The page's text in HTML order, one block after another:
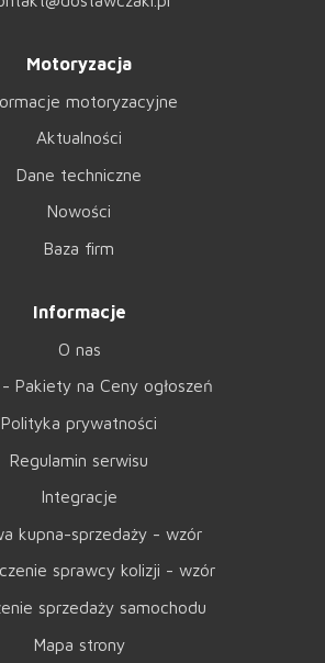
Motoryzacja
motoryzacyjne
Aktualności
Dane techniczne
Nowości
Baza firm
Informacje
O nas
Pakiety na Ceny ogłoszeń
Polityka prywatności
Regulamin serwisu
Integracje
kupna-sprzedaży - wzór
sprawcy kolizji - wzór
sprzedaży samochodu
Mapa strony